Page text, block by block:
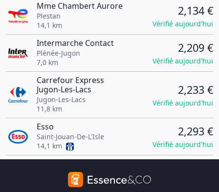
Mme Chambert Aurore
Plestan
14,1 km
2,134 €
Vérifié aujourd'hui
Intermarche Contact
Plénée-Jugon
7,0 km
2,209 €
Vérifié aujourd'hui
Carrefour Express
Jugon-Les-Lacs
Jugon-Les-Lacs
11,8 km
2,233 €
Vérifié aujourd'hui
Esso
Saint-Jouan-De-L'Isle
14,1 km
2,293 €
Vérifié aujourd'hui